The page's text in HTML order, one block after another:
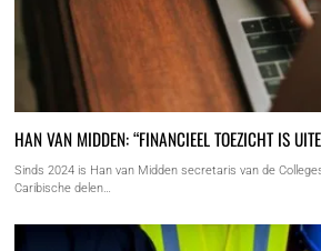
HAN VAN MIDDEN: “FINANCIEEL TOEZICHT IS
Sinds 2024 is Han van Midden secretaris van de
Caribische delen…